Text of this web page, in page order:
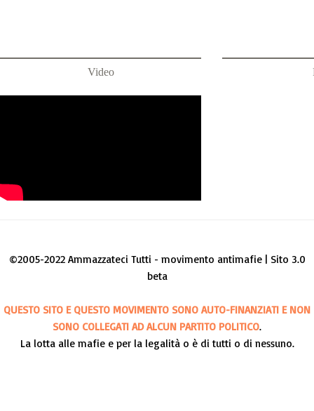
Video
©2005-2022 Ammazzateci Tutti - movimento antimafie | Sito 3.0
beta
QUESTO SITO E QUESTO MOVIMENTO SONO AUTO-FINANZIATI E NON
SONO COLLEGATI AD ALCUN PARTITO POLITICO.
La lotta alle mafie e per la legalità o è di tutti o di nessuno.